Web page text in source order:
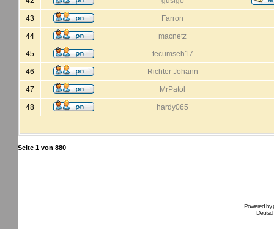
43 Farron
44 macnetz
45 tecumseh17
46 Richter Johann
47 MrPatol
48 hardy065
Seite 1 von 880
Powered by